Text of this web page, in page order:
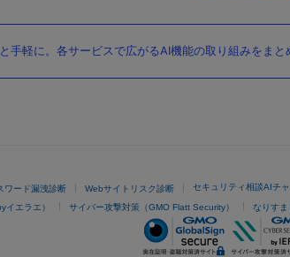
手軽に。各サービスで広がるAI機能の取り組みをまと
ワード漏洩診断 Webサイトリスク診断 セキュリティ相談AIチ
エラエ） サイバー攻撃対策（GMO Flatt Security） なりすま